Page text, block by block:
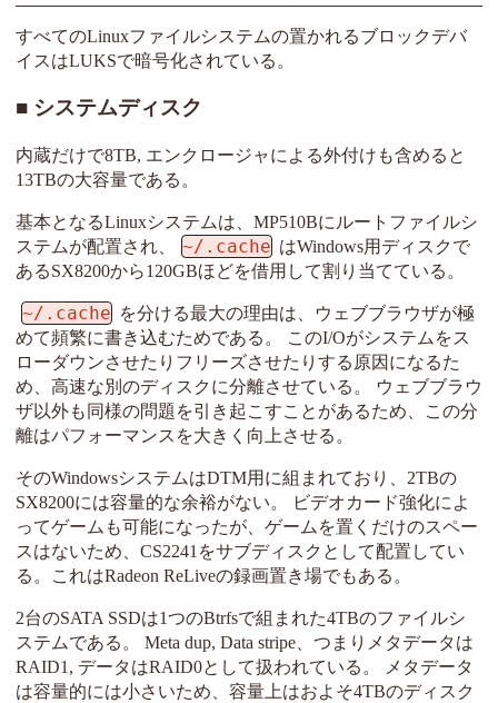
すべてのLinuxファイルシステムの置かれるブロックデバ
イスはLUKSで暗号化されている。
システムディスク
内蔵だけで8TB, エンクロージャによる外付けも含めると
13TBの大容量である。
基本となるLinuxシステムは、MP510Bにルートファイルシ
ステムが配置され、
~/.cache はWindows用ディスクで
あるSX8200から120GBほどを借用して割り当てている。
~/.cache を分ける最大の理由は、ウェブブラウザが極
めて頻繁に書き込むためである。 このI/Oがシステムをス
ローダウンさせたりフリーズさせたりする原因になるた
め、高速な別のディスクに分離させている。 ウェブブラウ
ザ以外も同様の問題を引き起こすことがあるため、この分
離はパフォーマンスを大きく向上させる。
そのWindowsシステムはDTM用に組まれており、2TBの
SX8200には容量的な余裕がない。 ビデオカード強化によ
ってゲームも可能になったが、ゲームを置くだけのスペー
スはないため、CS2241をサブディスクとして配置してい
る。これはRadeon ReLiveの録画置き場でもある。
2台のSATA SSDは1つのBtrfsで組まれた4TBのファイルシ
ステムである。 Meta dup, Data stripe、つまりメタデータは
RAID1, データはRAID0として扱われている。 メタデータ
は容量的には小さいため、容量上はおよそ4TBのディスク